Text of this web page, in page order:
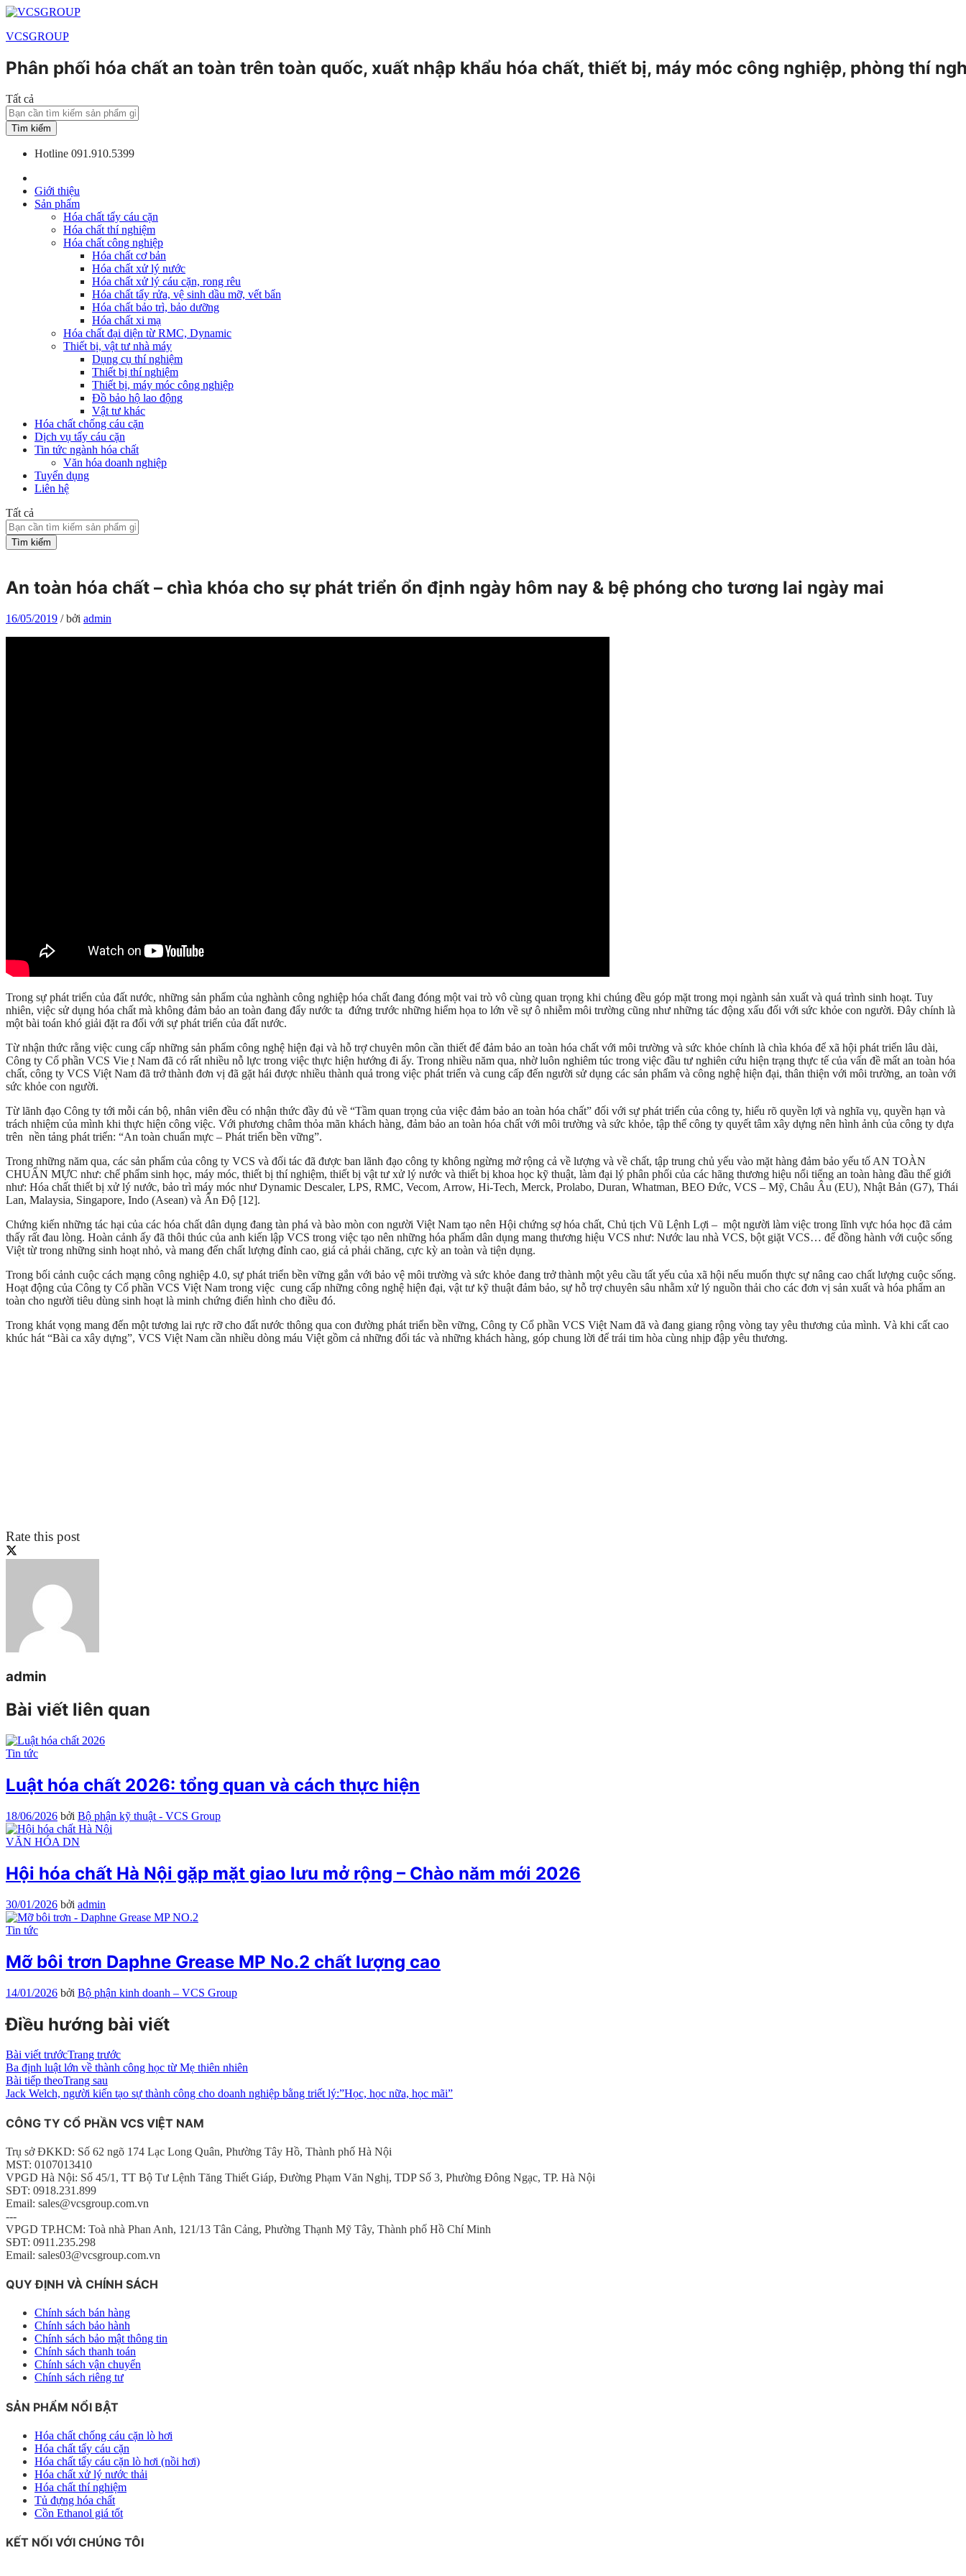
VCSGROUP
Phân phối hóa chất an toàn trên toàn quốc, xuất nhập khẩu hóa chất, thiết bị, máy móc công nghiệp, phòng thí
Tất cả
Tìm kiếm
Hotline 091.910.5399
Giới thiệu
Sản phẩm
Hóa chất tẩy cáu cặn
Hóa chất thí nghiệm
Hóa chất công nghiệp
Hóa chất cơ bản
Hóa chất xử lý nước
Hóa chất xử lý cáu cặn, rong rêu
Hóa chất tẩy rửa, vệ sinh dầu mỡ, vết bẩn
Hóa chất bảo trì, bảo dưỡng
Hóa chất xi mạ
Hóa chất đại diện từ RMC, Dynamic
Thiết bị, vật tư nhà máy
Dụng cụ thí nghiệm
Thiết bị thí nghiệm
Thiết bị, máy móc công nghiệp
Đồ bảo hộ lao động
Vật tư khác
Hóa chất chống cáu cặn
Dịch vụ tẩy cáu cặn
Tin tức ngành hóa chất
Văn hóa doanh nghiệp
Tuyển dụng
Liên hệ
Tất cả
Tìm kiếm
An toàn hóa chất – chìa khóa cho sự phát triển ổn định ngày hôm nay & bệ phóng cho tương lai ngày mai
16/05/2019 /bởi admin
Trong sự phát triển của đất nước, những sản phẩm của nghành công nghiệp hóa chất đang đóng một vai trò vô cùng quan trọng khi chúng đều góp mặt trong mọi ngành sản xuất và quá trình sinh hoạt. Tuy
nhiên, việc sử dụng hóa chất mà không đảm bảo an toàn đang đẩy nước ta đứng trước những hiểm họa to lớn về sự ô nhiễm môi trường cũng như những tác động xấu đối với sức khỏe con người. Đây chính là
một bài toán khó giải đặt ra đối với sự phát triển của đất nước.
Từ nhận thức rằng việc cung cấp những sản phẩm công nghệ hiện đại và hỗ trợ chuyên môn cần thiết để đảm bảo an toàn hóa chất với môi trường và sức khỏe chính là chìa khóa để xã hội phát triển lâu dài,
Công ty Cổ phần VCS Vie ̣t Nam đã có rất nhiều nỗ lực trong việc thực hiện hướng đi ấy. Trong nhiều năm qua, nhờ luôn nghiêm túc trong việc đầu tư nghiên cứu hiện trạng thực tế của vấn đề mất an toàn hóa
chất, công ty VCS Việt Nam đã trở thành đơn vị đã gặt hái được nhiều thành quả trong việc phát triển và cung cấp đến người sử dụng các sản phẩm và công nghệ hiện đại, thân thiện với môi trường, an toàn với
sức khỏe con người.
Từ lãnh đạo Công ty tới mỗi cán bộ, nhân viên đều có nhận thức đầy đủ về “Tầm quan trọng của việc đảm bảo an toàn hóa chất” đối với sự phát triển của công ty, hiểu rõ quyền lợi và nghĩa vụ, quyền hạn và
trách nhiệm của mình khi thực hiện công việc. Với phương châm thỏa mãn khách hàng, đảm bảo an toàn hóa chất với môi trường và sức khỏe, tập thể công ty quyết tâm xây dựng nên hình ảnh của công ty dựa
trên nền tảng phát triển: “An toàn chuẩn mực – Phát triển bền vững”.
Trong những năm qua, các sản phẩm của công ty VCS và đối tác đã được ban lãnh đạo công ty không ngừng mở rộng cả về lượng và về chất, tập trung chủ yếu vào mặt hàng đảm bảo yếu tố AN TOÀN
CHUẨN MỰC như: chế phẩm sinh học, máy móc, thiết bị thí nghiệm, thiết bị vật tư xử lý nước và thiết bị khoa học kỹ thuật, làm đại lý phân phối của các hãng thương hiệu nổi tiếng an toàn hàng đầu thế giới
như: Hóa chất thiết bị xử lý nước, bảo trì máy móc như Dynamic Descaler, LPS, RMC, Vecom, Arrow, Hi-Tech, Merck, Prolabo, Duran, Whatman, BEO Đức, VCS – Mỹ, Châu Âu (EU), Nhật Bản (G7), Thái
Lan, Malaysia, Singapore, Indo (Asean) và Ấn Độ [12].
Chứng kiến những tác hại của các hóa chất dân dụng đang tàn phá và bào mòn con người Việt Nam tạo nên Hội chứng sợ hóa chất, Chủ tịch Vũ Lệnh Lợi – một người làm việc trong lĩnh vực hóa học đã cảm
thấy rất đau lòng. Hoàn cảnh ấy đã thôi thúc của anh kiến lập VCS trong việc tạo nên những hóa phẩm dân dụng mang thương hiệu VCS như: Nước lau nhà VCS, bột giặt VCS… để đồng hành với cuộc sống
Việt từ trong những sinh hoạt nhỏ, và mang đến chất lượng đỉnh cao, giá cả phải chăng, cực kỳ an toàn và tiện dụng.
Trong bối cảnh cuộc cách mạng công nghiệp 4.0, sự phát triển bền vững gắn với bảo vệ môi trường và sức khỏe đang trở thành một yêu cầu tất yếu của xã hội nếu muốn thực sự nâng cao chất lượng cuộc sống.
Hoạt động của Công ty Cổ phần VCS Việt Nam trong việc cung cấp những công nghệ hiện đại, vật tư kỹ thuật đảm bảo, sự hỗ trợ chuyên sâu nhằm xử lý nguồn thải cho các đơn vị sản xuất và hóa phẩm an
toàn cho người tiêu dùng sinh hoạt là minh chứng điển hình cho điều đó.
Trong khát vọng mang đến một tương lai rực rỡ cho đất nước thông qua con đường phát triển bền vững, Công ty Cổ phần VCS Việt Nam đã và đang giang rộng vòng tay yêu thương của mình. Và khi cất cao
khúc hát “Bài ca xây dựng”, VCS Việt Nam cần nhiều dòng máu Việt gồm cả những đối tác và những khách hàng, góp chung lời để trái tim hòa cùng nhịp đập yêu thương.
Rate this post
admin
Bài viết liên quan
Tin tức
Luật hóa chất 2026: tổng quan và cách thực hiện
18/06/2026 bởi Bộ phận kỹ thuật - VCS Group
VĂN HÓA DN
Hội hóa chất Hà Nội gặp mặt giao lưu mở rộng – Chào năm mới 2026
30/01/2026 bởi admin
Tin tức
Mỡ bôi trơn Daphne Grease MP No.2 chất lượng cao
14/01/2026 bởi Bộ phận kinh doanh – VCS Group
Điều hướng bài viết
Bài viết trướcTrang trước
Ba định luật lớn về thành công học từ Mẹ thiên nhiên
Bài tiếp theoTrang sau
Jack Welch, người kiến tạo sự thành công cho doanh nghiệp bằng triết lý:”Học, học nữa, học mãi”
CÔNG TY CỔ PHẦN VCS VIỆT NAM
Trụ sở ĐKKD: Số 62 ngõ 174 Lạc Long Quân, Phường Tây Hồ, Thành phố Hà Nội
MST: 0107013410
VPGD Hà Nội: Số 45/1, TT Bộ Tư Lệnh Tăng Thiết Giáp, Đường Phạm Văn Nghị, TDP Số 3, Phường Đông Ngạc, TP. Hà Nội
SĐT: 0918.231.899
Email: sales@vcsgroup.com.vn
---
VPGD TP.HCM: Toà nhà Phan Anh, 121/13 Tân Cảng, Phường Thạnh Mỹ Tây, Thành phố Hồ Chí Minh
SĐT: 0911.235.298
Email: sales03@vcsgroup.com.vn
QUY ĐỊNH VÀ CHÍNH SÁCH
Chính sách bán hàng
Chính sách bảo hành
Chính sách bảo mật thông tin
Chính sách thanh toán
Chính sách vận chuyển
Chính sách riêng tư
SẢN PHẨM NỔI BẬT
Hóa chất chống cáu cặn lò hơi
Hóa chất tẩy cáu cặn
Hóa chất tẩy cáu cặn lò hơi (nồi hơi)
Hóa chất xử lý nước thải
Hóa chất thí nghiệm
Tủ đựng hóa chất
Cồn Ethanol giá tốt
KẾT NỐI VỚI CHÚNG TÔI